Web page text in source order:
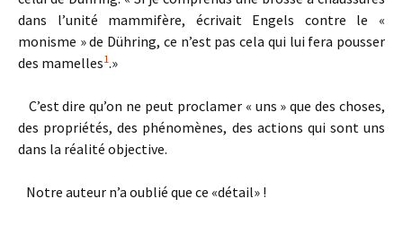
dans l’unité mammifère, écrivait Engels contre le «
monisme » de Dühring, ce n’est pas cela qui lui fera pousser
des mamelles1.»
C’est dire qu’on ne peut proclamer « uns » que des choses,
des proprié­tés, des phénomènes, des actions qui sont uns
dans la réalité objective.
Notre auteur n’a oublié que ce «détail» !